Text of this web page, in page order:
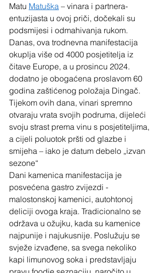
Matu Matuška – vinara i partnera-
entuzijasta u ovoj priči, dočekali su
podsmijesi i odmahivanja rukom.
Danas, ova trodnevna manifestacija
okuplja više od 4000 posjetitelja iz
čitave Europe, a u prosincu 2024.
dodatno je obogaćena proslavom 60
godina zaštićenog položaja Dingač.
Tijekom ovih dana, vinari spremno
otvaraju vrata svojih podruma, dijeleći
svoju strast prema vinu s posjetiteljima,
a cijeli poluotok pršti od glazbe i
smijeha – iako je datum debelo „izvan
sezone“
Dani kamenica manifestacija je
posvećena gastro zvijezdi -
malostonskoj kamenici, autohtonoj
deliciji ovoga kraja. Tradicionalno se
održava u ožujku, kada su kamenice
najpunije i najukusnije. Poslužuju se
svježe izvađene, sa svega nekoliko
kapi limunovog soka i predstavljaju